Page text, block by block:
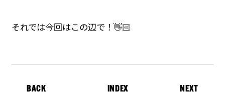
それでは今回はこの辺で！👋🏻
BACK INDEX NEXT